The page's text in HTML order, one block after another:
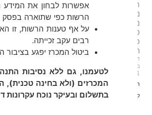
חשיבות
ניהול
מדויק של
פרוטוקול
פתיחת
המעטפות
ד.רן־יה
בדצמבר
2021
המשך
קריאה »
אפשרות לבחון את המידע
הרשות כפי שתוארה בפסק
על אף טענות הרשות, זו
רבים עקב זכייתה.
ביטול המכרז יפגע בציבור
לטעמנו, גם ללא נסיבות
המכרזים (ולא בחינה טכנית),
בתשלום ובעיקר נוכח עקרונות